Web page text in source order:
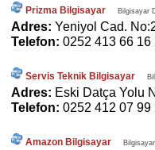
Prizma Bilgisayar Bilgisayar
Adres: Yeniyol Cad.
Telefon: 0252 413 66 16
Servis Teknik Bilgisayar
Adres: Eski Datça Yolu
Telefon: 0252 412 07 99
Amazon Bilgisayar